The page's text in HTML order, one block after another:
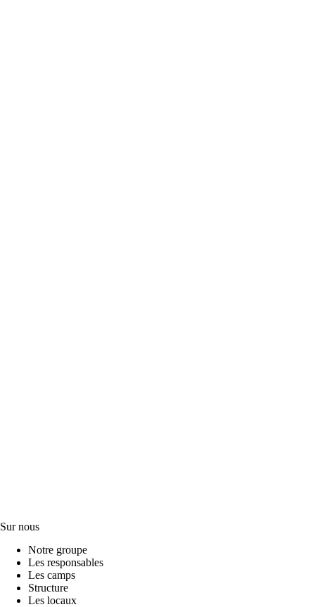
Sur nous
Notre groupe
Les responsables
Les camps
Structure
Les locaux